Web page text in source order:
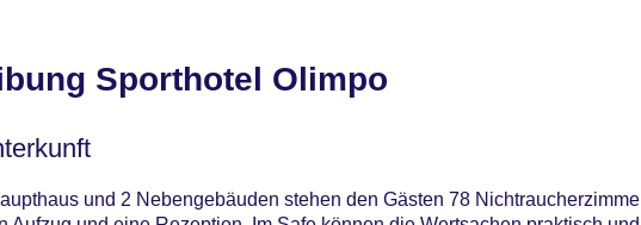
Sporthotel Olimpo
und 2 Nebengebäuden stehen den Gästen 78